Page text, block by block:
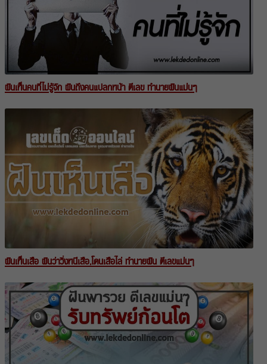
ฝันเห็นคนที่ไม่รู้จัก ฝันถึงคนแปลกหน้า ตีเลข ทำนายฝันแม่นๆ
ฝันเห็นเสือ ฝันว่าวิ่งหนีเสือ,โดนเสือไล่ ทำนายฝัน ตีเลขแม่นๆ